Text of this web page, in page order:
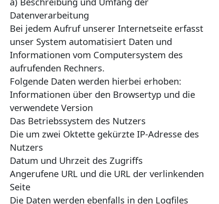
Datenverarbeitung
Bei jedem Aufruf unserer Internetseite erfasst
unser System automatisiert Daten und
Informationen vom Computersystem des
aufrufenden Rechners.
Folgende Daten werden hierbei erhoben:
Informationen über den Browsertyp und die
verwendete Version
Das Betriebssystem des Nutzers
Die um zwei Oktette gekürzte IP-Adresse des
Nutzers
Datum und Uhrzeit des Zugriffs
Angerufene URL und die URL der verlinkenden
Seite
Die Daten werden ebenfalls in den Logfiles